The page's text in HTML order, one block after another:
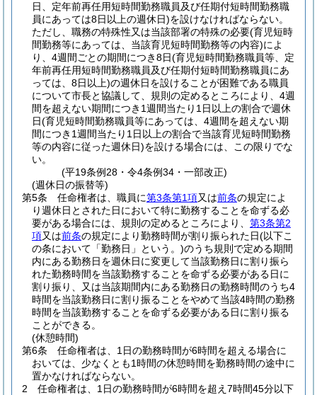
日、定年前再任用短時間勤務職員及び任期付短時間勤務職
員にあっては8日以上の週休日)を設けなければならない。
ただし、職務の特殊性又は当該部署の特殊の必要(育児短時
間勤務等にあっては、当該育児短時間勤務等の内容)によ
り、4週間ごとの期間につき8日(育児短時間勤務職員等、定
年前再任用短時間勤務職員及び任期付短時間勤務職員にあ
っては、8日以上)の週休日を設けることが困難である職員
について市長と協議して、規則の定めるところにより、4週
間を超えない期間につき1週間当たり1日以上の割合で週休
日(育児短時間勤務職員等にあっては、4週間を超えない期
間につき1週間当たり1日以上の割合で当該育児短時間勤務
等の内容に従った週休日)を設ける場合には、この限りでな
い。
(平19条例28・令4条例34・一部改正)
(週休日の振替等)
第5条
任命権者は、職員に第3条第1項又は前条の規定によ
り週休日とされた日において特に勤務することを命ずる必
要がある場合には、規則の定めるところにより、 第3条第2
項又は前条の規定により勤務時間が割り振られた日(以下こ
の条において「勤務日」という。)のうち規則で定める期間
内にある勤務日を週休日に変更して当該勤務日に割り振ら
れた勤務時間を当該勤務することを命ずる必要がある日に
割り振り、又は当該期間内にある勤務日の勤務時間のうち4
時間を当該勤務日に割り振ることをやめて当該4時間の勤務
時間を当該勤務することを命ずる必要がある日に割り振る
ことができる。
(休憩時間)
第6条
任命権者は、1日の勤務時間が6時間を超える場合に
おいては、少なくとも1時間の休憩時間を勤務時間の途中に
置かなければならない。
2
任命権者は、1日の勤務時間が6時間を超え7時間45分以下